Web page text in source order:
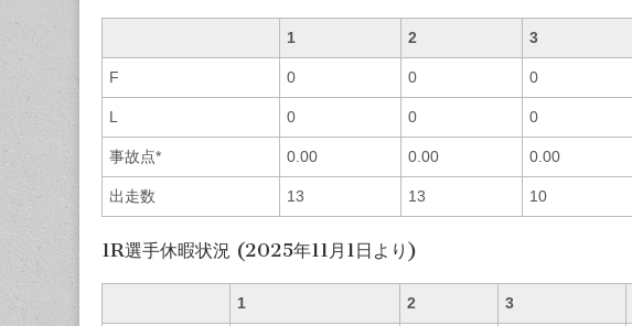
1 2 3
F 0 0 0
L 0 0 0
事故点* 0.00 0.00 0.00
出走数 13 13 10
1R選手休暇状況 (2025年11月1日より)
1 2 3